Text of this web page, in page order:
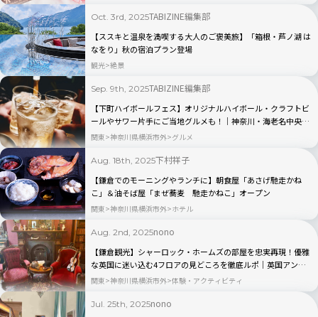
Oct. 3rd, 2025TABIZINE編集部
【ススキと温泉を満喫する大人のご褒美旅】「箱根・芦ノ湖 は
なをり」秋の宿泊プラン登場
観光 絶景
Sep. 9th, 2025TABIZINE編集部
【下町ハイボールフェス】オリジナルハイボール・クラフトビ
ールやサワー片手にご当地グルメも！｜神奈川・海老名中央公
園
関東 神奈川県横浜市外 グルメ
Aug. 18th, 2025下村祥子
【鎌倉でのモーニングやランチに】朝食屋「あさげ馳走かね
こ」＆油そば屋「まぜ蕎麦 馳走かねこ」オープン
関東 神奈川県横浜市外 ホテル
Aug. 2nd, 2025nono
【鎌倉観光】シャーロック・ホームズの部屋を忠実再現！優雅
な英国に迷い込む4フロアの見どころを徹底ルポ｜英国アンテ
ィーク博物館BAM鎌倉
関東 神奈川県横浜市外 体験・アクティビティ
Jul. 25th, 2025nono